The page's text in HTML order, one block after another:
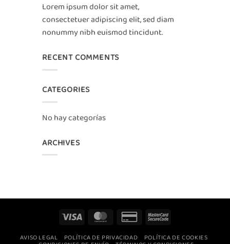
Lorem ipsum dolor sit amet,
consectetuer adipiscing elit, sed diam
nonummy nibh euismod tincidunt.
RECENT COMMENTS
CATEGORIES
No hay categorías
ARCHIVES
Visa MasterCard Credit
MasterCard
AVISO LEGAL POLÍTICA DE PRIVACIDAD POLÍTICA DE COOKIES